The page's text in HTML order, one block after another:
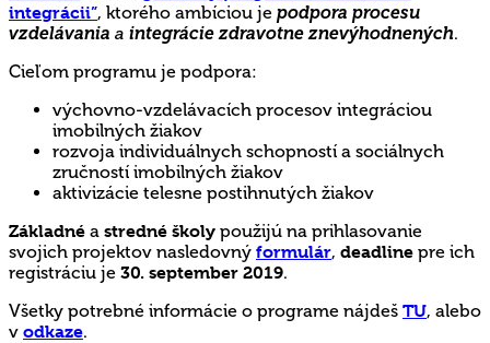
integrácii”, ktorého ambíciou je podpora procesu
vzdelávania a integrácie zdravotne znevýhodnených.
Cieľom programu je podpora:
výchovno-vzdelávacích procesov integráciou
imobilných žiakov
rozvoja individuálnych schopností a sociálnych
zručností imobilných žiakov
aktivizácie telesne postihnutých žiakov
Základné a stredné školy použijú na prihlasovanie
svojich projektov nasledovný formulár, deadline pre ich
registráciu je 30. september 2019.
Všetky potrebné informácie o programe nájdeš TU, alebo
v odkaze.